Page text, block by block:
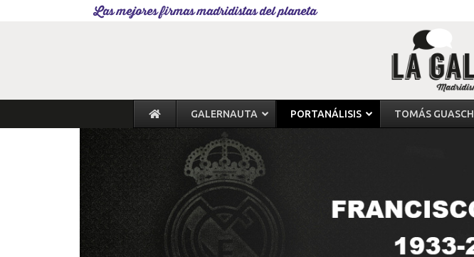
Las mejores firmas madridistas del planeta
GALERNAUTA PORTANÁLISIS TOMÁS GUASCH